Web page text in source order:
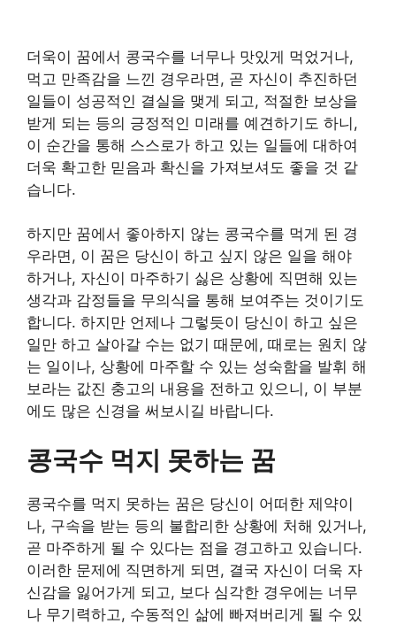
더욱이 꿈에서 콩국수를 너무나 맛있게 먹었거나,
먹고 만족감을 느낀 경우라면, 곧 자신이 추진하던
일들이 성공적인 결실을 맺게 되고, 적절한 보상을
받게 되는 등의 긍정적인 미래를 예견하기도 하니,
이 순간을 통해 스스로가 하고 있는 일들에 대하여
더욱 확고한 믿음과 확신을 가져보셔도 좋을 것 같
습니다.
하지만 꿈에서 좋아하지 않는 콩국수를 먹게 된 경
우라면, 이 꿈은 당신이 하고 싶지 않은 일을 해야
하거나, 자신이 마주하기 싫은 상황에 직면해 있는
생각과 감정들을 무의식을 통해 보여주는 것이기도
합니다. 하지만 언제나 그렇듯이 당신이 하고 싶은
일만 하고 살아갈 수는 없기 때문에, 때로는 원치 않
는 일이나, 상황에 마주할 수 있는 성숙함을 발휘 해
보라는 값진 충고의 내용을 전하고 있으니, 이 부분
에도 많은 신경을 써보시길 바랍니다.
콩국수 먹지 못하는 꿈
콩국수를 먹지 못하는 꿈은 당신이 어떠한 제약이
나, 구속을 받는 등의 불합리한 상황에 처해 있거나,
곧 마주하게 될 수 있다는 점을 경고하고 있습니다.
이러한 문제에 직면하게 되면, 결국 자신이 더욱 자
신감을 잃어가게 되고, 보다 심각한 경우에는 너무
나 무기력하고, 수동적인 삶에 빠져버리게 될 수 있